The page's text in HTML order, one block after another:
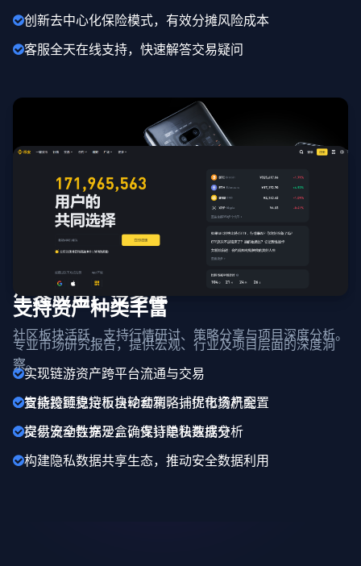
创新去中心化保险模式，有效分摊风险成本
客服全天在线支持，快速解答交易疑问
生态应用广泛多样
社区板块活跃，支持行情研讨、策略分享与项目深度分析。
实现链游资产跨平台流通与交易
支持跨链稳定币自动套利，捕捉市场机会
提供安全数据沙盒，支持隐私数据分析
支持资产种类丰富
专业市场研究报告，提供宏观、行业及项目层面的深度洞
察。
智能投顾支持板块轮动策略，优化资产配置
交易流动性充足，确保订单快速成交
构建隐私数据共享生态，推动安全数据利用